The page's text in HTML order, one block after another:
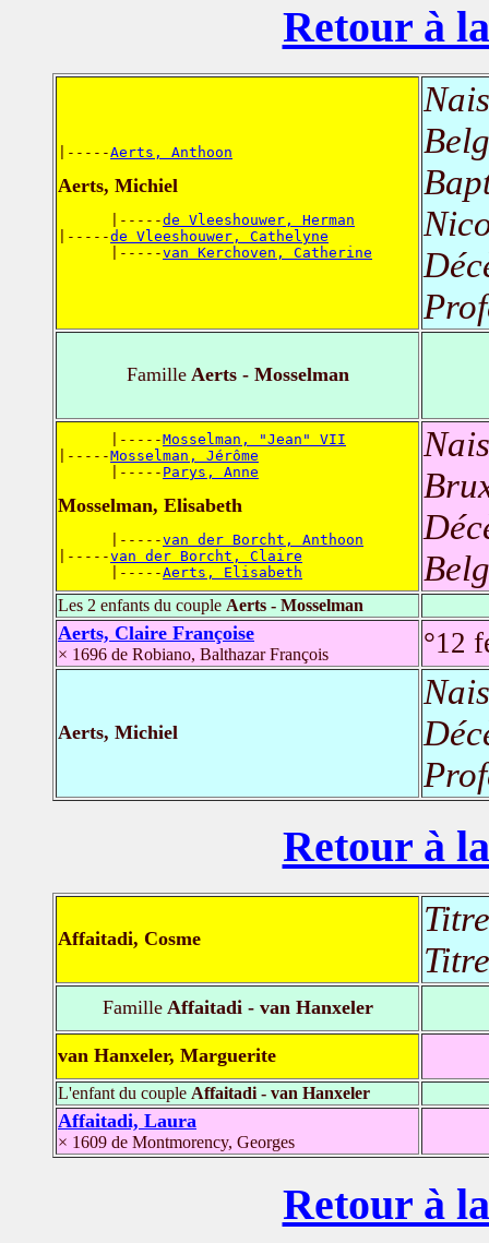
Retour à
|-----Aerts, Anthoon
Aerts, Michiel
      |-----
de Vleeshouwer, Herman
|-----de Vleeshouwer, Cathelyne
      |-----
van Kerchoven, Catherine
FamilleAerts - Mosselman
      |-----
Mosselman, "Jean" VII
|-----Mosselman, Jérôme
      |-----
Parys, Anne
Mosselman, Elisabeth
      |-----
van der Borcht, Anthoon
|-----van der Borcht, Claire
      |-----
Aerts, Elisabeth
Les 2 enfants du couple Aerts - Mosselman
Aerts, Claire Françoise
× 1696 de Robiano, Balthazar François °12
Aerts, Michiel
Retour à
Affaitadi, Cosme
FamilleAffaitadi - van Hanxeler
van Hanxeler, Marguerite
L'enfant du couple Affaitadi - van Hanxeler
Affaitadi, Laura
× 1609 de Montmorency, Georges
Retour à